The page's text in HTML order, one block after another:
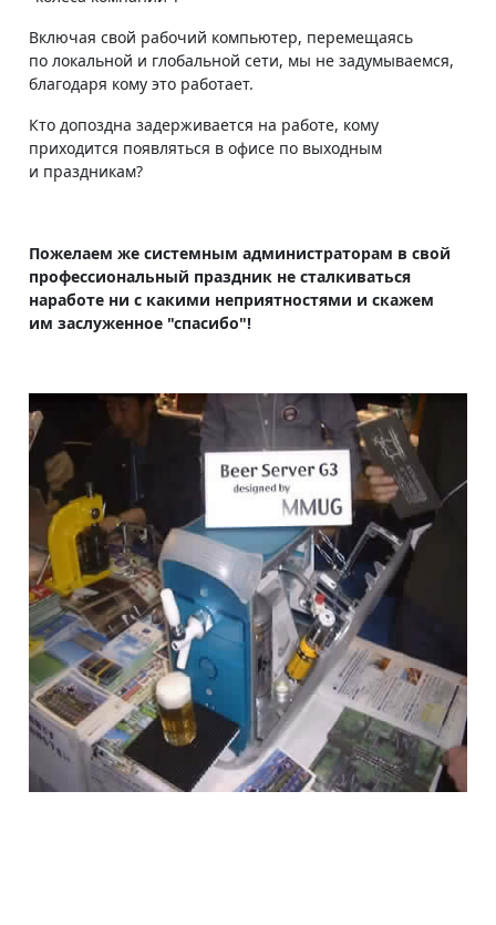
Включая свой рабочий компьютер, перемещаясь
по локальной и глобальной сети, мы не задумываемся,
благодаря кому это работает.
Кто допоздна задерживается на работе, кому
приходится появляться в офисе по выходным
и праздникам?
Пожелаем же системным администраторам в свой
профессиональный праздник не сталкиваться
наработе ни с какими неприятностями и скажем
им заслуженное "спасибо"!